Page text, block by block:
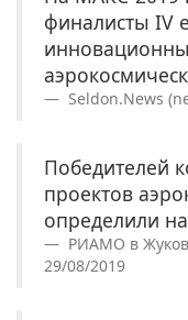
финалисты IV
Seldon.News
Победителей
проектов
определили
РИАМО в
29/08/2019